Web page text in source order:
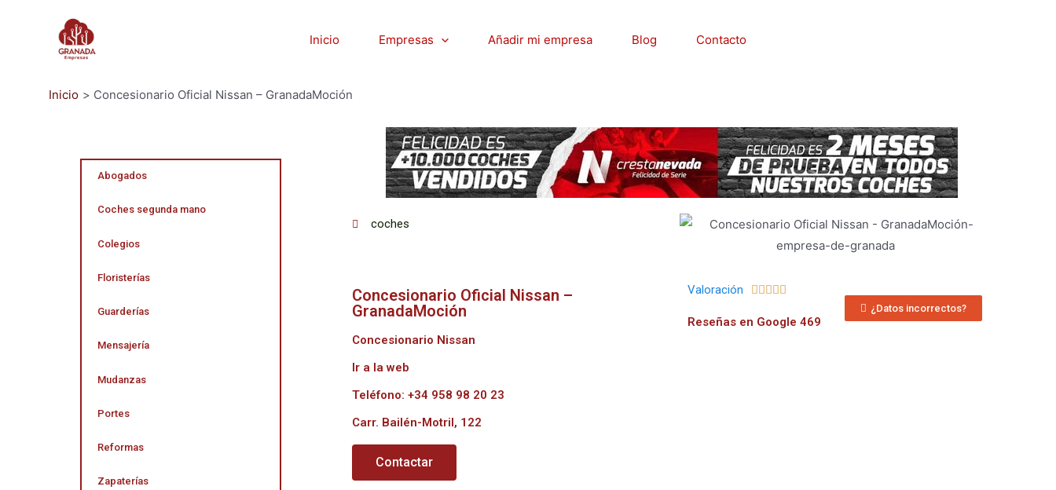
Inicio Empresas Añadir mi empresa Blog Contacto
Inicio Concesionario Oficial Nissan – GranadaMoción
Abogados
Coches segunda mano
Colegios
Floristerías
Guarderías
Mensajería
Mudanzas
Portes
Reformas
Zapaterías
coches
Concesionario Oficial Nissan –
GranadaMoción
Concesionario Nissan
Ir a la web
Teléfono: +34 958 98 20 23
Carr. Bailén-Motril, 122
Contactar
Valoración     
Reseñas en Google 469
¿Datos incorrectos?